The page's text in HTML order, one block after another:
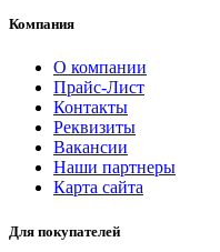
Компания
О компании
Прайс-Лист
Контакты
Реквизиты
Вакансии
Наши партнеры
Карта сайта
Для покупателей